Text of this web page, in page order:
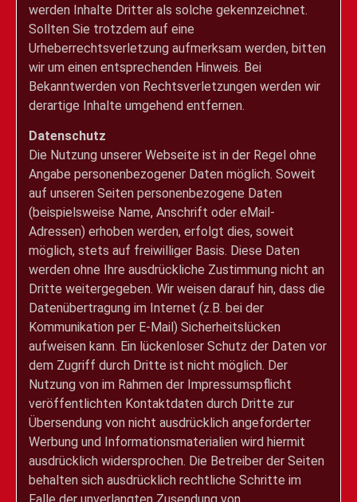
werden Inhalte Dritter als solche gekennzeichnet.
Sollten Sie trotzdem auf eine
Urheberrechtsverletzung aufmerksam werden, bitten
wir um einen entsprechenden Hinweis. Bei
Bekanntwerden von Rechtsverletzungen werden wir
derartige Inhalte umgehend entfernen.
Datenschutz
Die Nutzung unserer Webseite ist in der Regel ohne
Angabe personenbezogener Daten möglich. Soweit
auf unseren Seiten personenbezogene Daten
(beispielsweise Name, Anschrift oder eMail-
Adressen) erhoben werden, erfolgt dies, soweit
möglich, stets auf freiwilliger Basis. Diese Daten
werden ohne Ihre ausdrückliche Zustimmung nicht an
Dritte weitergegeben. Wir weisen darauf hin, dass die
Datenübertragung im Internet (z.B. bei der
Kommunikation per E-Mail) Sicherheitslücken
aufweisen kann. Ein lückenloser Schutz der Daten vor
dem Zugriff durch Dritte ist nicht möglich. Der
Nutzung von im Rahmen der Impressumspflicht
veröffentlichten Kontaktdaten durch Dritte zur
Übersendung von nicht ausdrücklich angeforderter
Werbung und Informationsmaterialien wird hiermit
ausdrücklich widersprochen. Die Betreiber der Seiten
behalten sich ausdrücklich rechtliche Schritte im